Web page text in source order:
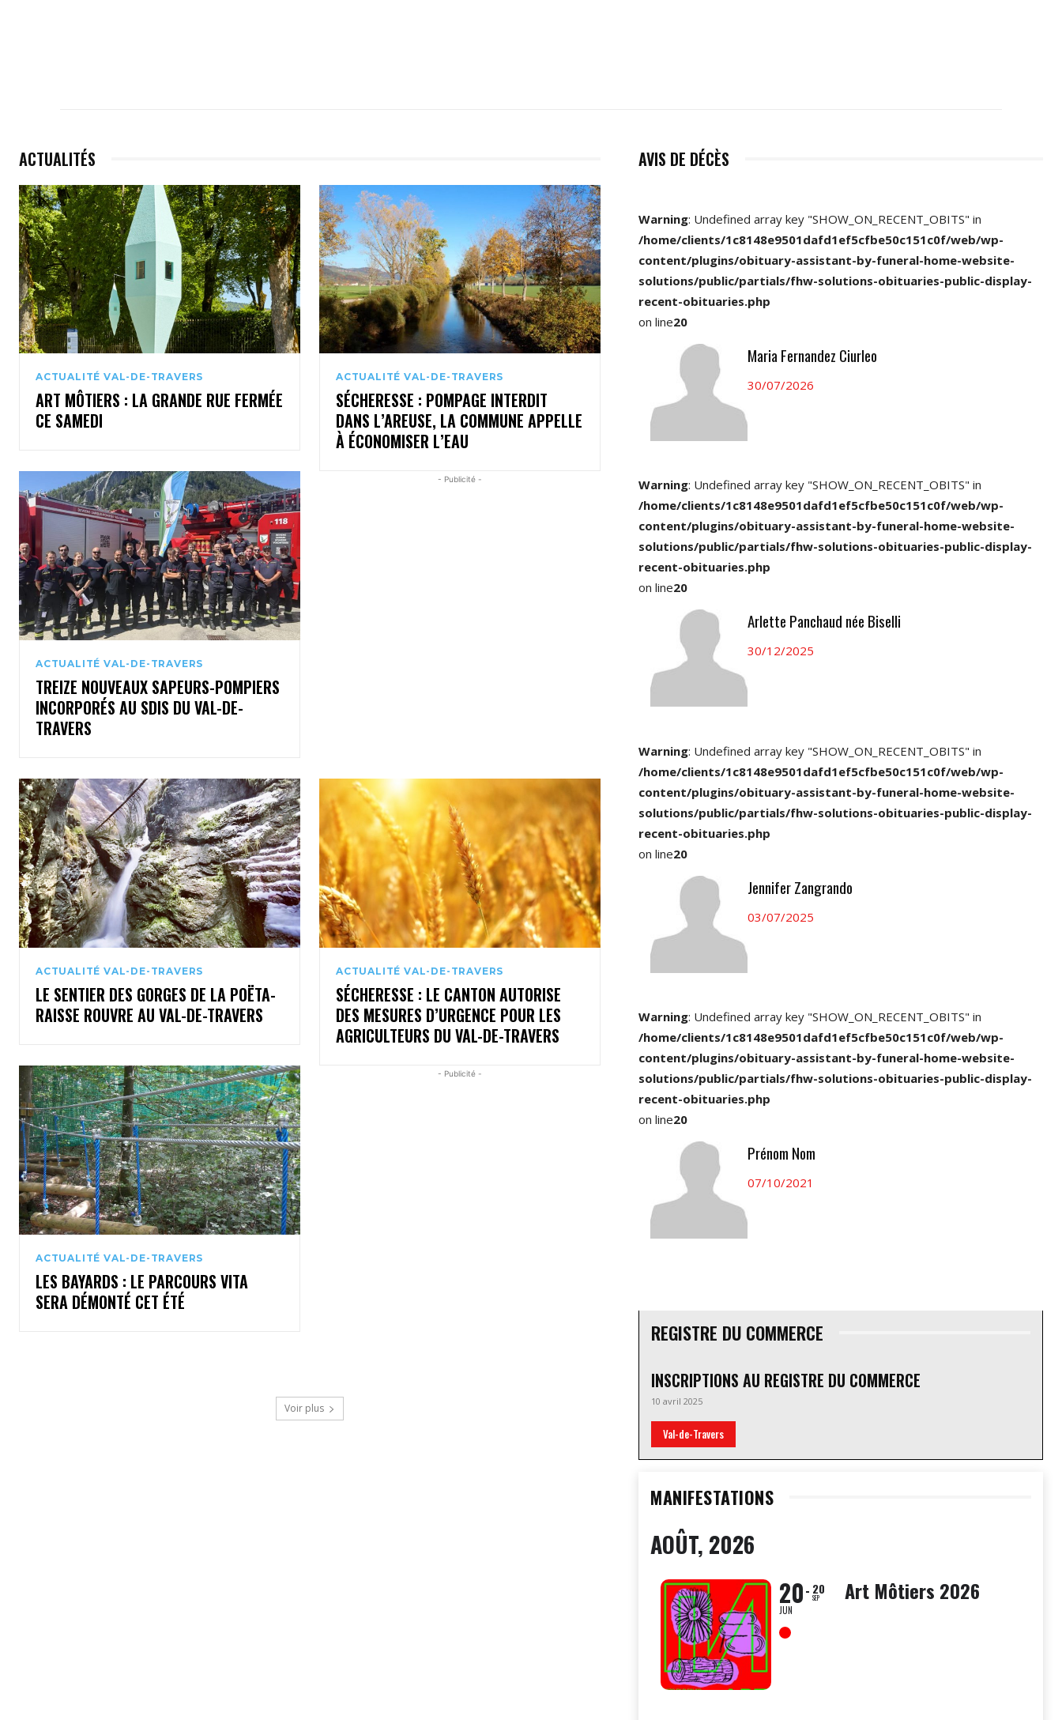
ACTUALITÉS
ACTUALITÉ VAL-DE-TRAVERS
ART MÔTIERS : LA GRANDE RUE FERMÉE
CE SAMEDI
ACTUALITÉ VAL-DE-TRAVERS
SÉCHERESSE : POMPAGE INTERDIT
DANS L’AREUSE, LA COMMUNE APPELLE
À ÉCONOMISER L’EAU
ACTUALITÉ VAL-DE-TRAVERS
TREIZE NOUVEAUX SAPEURS-POMPIERS
INCORPORÉS AU SDIS DU VAL-DE-
TRAVERS
- Publicité -
ACTUALITÉ VAL-DE-TRAVERS
LE SENTIER DES GORGES DE LA POËTA-
RAISSE ROUVRE AU VAL-DE-TRAVERS
ACTUALITÉ VAL-DE-TRAVERS
SÉCHERESSE : LE CANTON AUTORISE
DES MESURES D’URGENCE POUR LES
AGRICULTEURS DU VAL-DE-TRAVERS
ACTUALITÉ VAL-DE-TRAVERS
LES BAYARDS : LE PARCOURS VITA
SERA DÉMONTÉ CET ÉTÉ
- Publicité -
Voir plus
AVIS DE DÉCÈS
Warning: Undefined array key "SHOW_ON_RECENT_OBITS" in
/home/clients/1c8148e9501dafd1ef5cfbe50c151c0f/web/wp-
content/plugins/obituary-assistant-by-funeral-home-website-
solutions/public/partials/fhw-solutions-obituaries-public-display-
recent-obituaries.php
on line20
Maria Fernandez Ciurleo
30/07/2026
Warning: Undefined array key "SHOW_ON_RECENT_OBITS" in
/home/clients/1c8148e9501dafd1ef5cfbe50c151c0f/web/wp-
content/plugins/obituary-assistant-by-funeral-home-website-
solutions/public/partials/fhw-solutions-obituaries-public-display-
recent-obituaries.php
on line20
Arlette Panchaud née Biselli
30/12/2025
Warning: Undefined array key "SHOW_ON_RECENT_OBITS" in
/home/clients/1c8148e9501dafd1ef5cfbe50c151c0f/web/wp-
content/plugins/obituary-assistant-by-funeral-home-website-
solutions/public/partials/fhw-solutions-obituaries-public-display-
recent-obituaries.php
on line20
Jennifer Zangrando
03/07/2025
Warning: Undefined array key "SHOW_ON_RECENT_OBITS" in
/home/clients/1c8148e9501dafd1ef5cfbe50c151c0f/web/wp-
content/plugins/obituary-assistant-by-funeral-home-website-
solutions/public/partials/fhw-solutions-obituaries-public-display-
recent-obituaries.php
on line20
Prénom Nom
07/10/2021
REGISTRE DU COMMERCE
INSCRIPTIONS AU REGISTRE DU COMMERCE
10 avril 2025
Val-de-Travers
MANIFESTATIONS
AOÛT, 2026
20
JUN
20
SEP Art Môtiers 2026